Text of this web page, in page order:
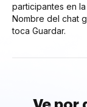
participantes en
Nombre del chat
toca Guardar.